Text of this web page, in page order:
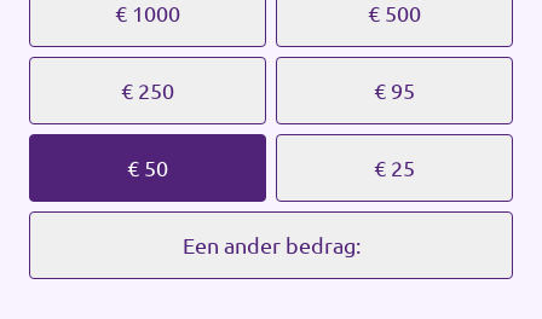
Doneer
Werken bij Volt
€ 1000 € 500
€ 250 € 95
€ 50 € 25
Een ander bedrag: